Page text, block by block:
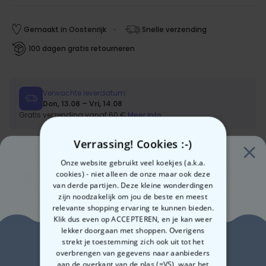
Gemaakt in Oostenrijk
Snelle verzending
100 dagen gratis retourneren
Verwachte leverdatum:
Don, 13.08 – Vri, 14.08
Gratis verzending vanaf 60 €Meer info
Betalingsmethoden:
Korte beschrijving
Met eigen drankje (design) + tekst om uit te kiezen
Verrassing! Cookies :-)
Onze website gebruikt veel koekjes (a.k.a.
cookies) - niet alleen de onze maar ook deze
van derde partijen. Deze kleine wonderdingen
zijn noodzakelijk om jou de beste en meest
relevante shopping ervaring te kunnen bieden.
Klik dus even op ACCEPTEREN, en je kan weer
lekker doorgaan met shoppen. Overigens
strekt je toestemming zich ook uit tot het
overbrengen van gegevens naar aanbieders
Zin in